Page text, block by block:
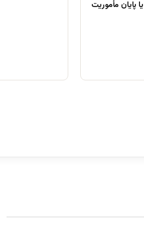
پایان مأموریت